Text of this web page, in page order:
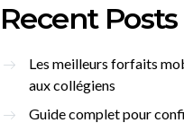
Recent Posts
Les meilleurs forfaits
aux collégiens
Guide complet pour